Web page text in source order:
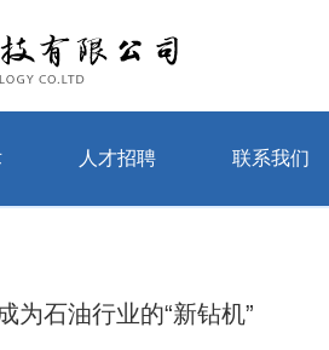
人才招聘 联系我们
为石油行业的“新钻机”